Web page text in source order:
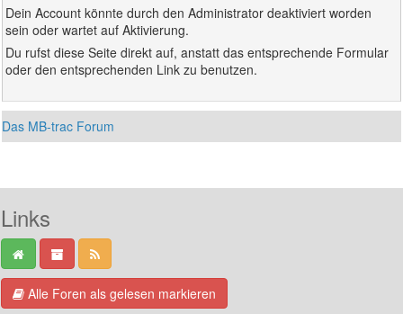
Dein Account könnte durch den Administrator deaktiviert worden
sein oder wartet auf Aktivierung.
Du rufst diese Seite direkt auf, anstatt das entsprechende Formular
oder den entsprechenden Link zu benutzen.
Das MB-trac Forum
Links
Alle Foren als gelesen markieren